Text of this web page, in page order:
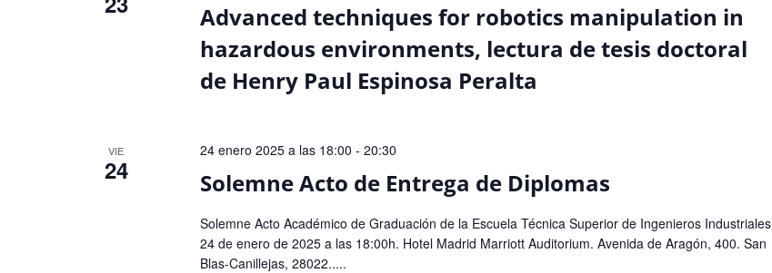
Advanced techniques for robotics manipulation in
hazardous environments, lectura de tesis doctoral
de Henry Paul Espinosa Peralta
VIE
24 Solemne Acto de Entrega de Diplomas
24 enero 2025 a las 18:00 - 20:30
Solemne Acto Académico de Graduación de la Escuela Técnica Superior de Ingenieros Industriales
24 de enero de 2025 a las 18:00h. Hotel Madrid Marriott Auditorium. Avenida de Aragón, 400. San
Blas-Canillejas, 28022.....